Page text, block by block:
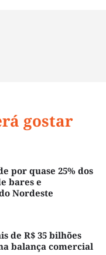
gostar
por quase 25% dos
bares e
Nordeste
de R$ 35 bilhões
balança comercial